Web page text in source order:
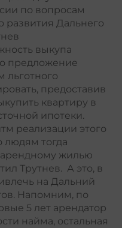
по вопросам
развития Дальнего
выкупа
предложение
льготного
предоставив
квартиру в
ипотеки.
реализации этого
людям тогда
жилью
Трутнев. А это, в
на Дальний
Напомним, по
5 лет арендатор
найма, остальная